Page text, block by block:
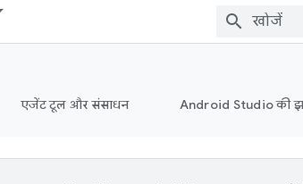
एजेंट टूल और संसाधन Android Studio की